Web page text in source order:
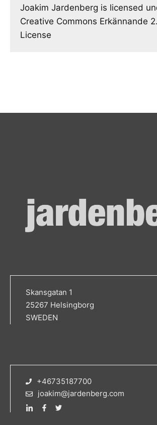
Joakim Jardenberg is licensed
Creative Commons Erkännande
License
Skansgatan 1
25267 Helsingborg
SWEDEN
+46735187700
joakim@jardenberg.com